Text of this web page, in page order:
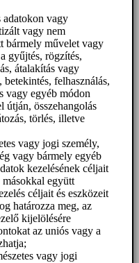
adatokon vagy
vagy nem
bármely művelet vagy
gyűjtés, rögzítés,
átalakítás vagy
betekintés, felhasználás,
vagy egyéb módon
útján, összehangolás
törlés, illetve
vagy jogi személy,
vagy bármely egyéb
kezelésének céljait
együtt
céljait és eszközeit
határozza meg, az
kijelölésére
az uniós vagy a
vagy jogi